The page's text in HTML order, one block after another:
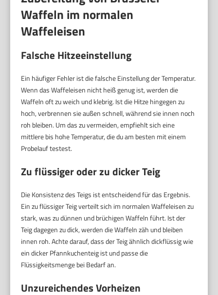
Waffeln im normalen
Waffeleisen
Falsche Hitzeeinstellung
Ein häufiger Fehler ist die falsche Einstellung der Temperatur.
Wenn das Waffeleisen nicht heiß genug ist, werden die
Waffeln oft zu weich und klebrig. Ist die Hitze hingegen zu
hoch, verbrennen sie außen schnell, während sie innen noch
roh bleiben. Um das zu vermeiden, empfiehlt sich eine
mittlere bis hohe Temperatur, die du am besten mit einem
Probelauf testest.
Zu flüssiger oder zu dicker Teig
Die Konsistenz des Teigs ist entscheidend für das Ergebnis.
Ein zu flüssiger Teig verteilt sich im normalen Waffeleisen zu
stark, was zu dünnen und brüchigen Waffeln führt. Ist der
Teig dagegen zu dick, werden die Waffeln zäh und bleiben
innen roh. Achte darauf, dass der Teig ähnlich dickflüssig wie
ein dicker Pfannkuchenteig ist und passe die
Flüssigkeitsmenge bei Bedarf an.
Unzureichendes Vorheizen